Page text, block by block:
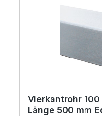
Vierkantrohr 100
Länge 500 mm